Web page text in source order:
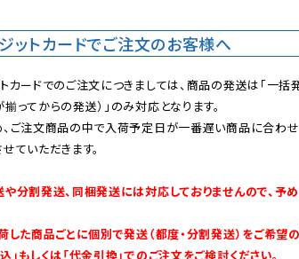
ットカードでご注文のお客様へ
カードでのご注文につきましては、商品の発送は「一括
ってからの発送）」のみ対応となります。
ご注文商品の中で入荷予定日が一番遅い商品に合わせ
ていただきます。
分割発送、同梱発送には対応しておりませんので、予
した商品ごとに個別で発送（都度・分割発送）をご希望
」もしくは「代金引換」でのご注文をご検討ください。